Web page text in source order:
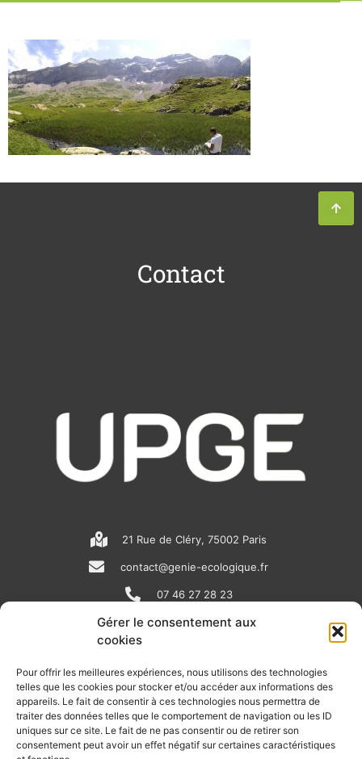
Gérer le consentement aux
cookies
Pour offrir les meilleures expériences, nous utilisons des technologies
telles que les cookies pour stocker et/ou accéder aux informations des
appareils. Le fait de consentir à ces technologies nous permettra de
traiter des données telles que le comportement de navigation ou les ID
uniques sur ce site. Le fait de ne pas consentir ou de retirer son
consentement peut avoir un effet négatif sur certaines caractéristiques
Contact
21 Rue de Cléry, 75002 Paris
contact@genie-ecologique.fr
07 46 27 28 23
N
e
w
s
p
i
n
k
e
o
u
t
u
RECEVOIR L'ACTU DE LA FILIÈRE
Retrouvez tous les mois les articles terrain de nos adhérents, les